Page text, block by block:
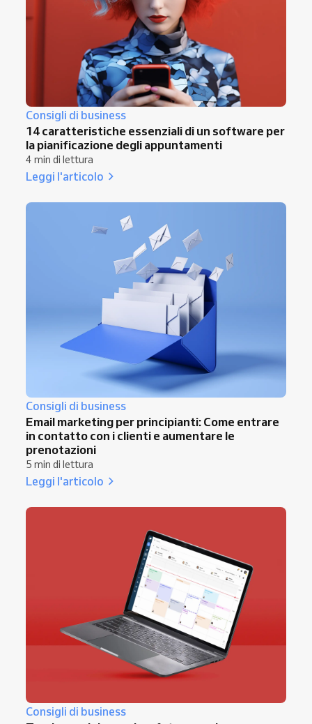
Consigli di business
14 caratteristiche essenziali di un software per
la pianificazione degli appuntamenti
4 min di lettura
Leggi l'articolo
Consigli di business
Email marketing per principianti: Come entrare
in contatto con i clienti e aumentare le
prenotazioni
5 min di lettura
Leggi l'articolo
Consigli di business